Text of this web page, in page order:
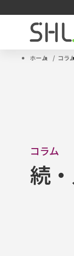
ホーム コラ
コラム
続